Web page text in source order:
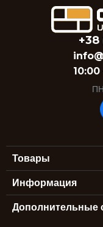
Товары
Информация
Дополнительные